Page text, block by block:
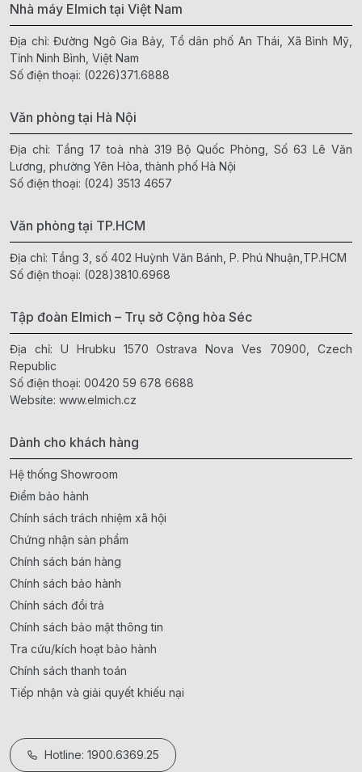
Nhà máy Elmich tại Việt Nam
Địa chỉ: Đường Ngô Gia Bảy, Tổ dân phố An Thái, Xã Bình Mỹ,
Tỉnh Ninh Bình, Việt Nam
Số điện thoại: (0226)371.6888
Văn phòng tại Hà Nội
Địa chỉ: Tầng 17 toà nhà 319 Bộ Quốc Phòng, Số 63 Lê Văn
Lương, phường Yên Hòa, thành phố Hà Nội
Số điện thoại: (024) 3513 4657
Văn phòng tại TP.HCM
Địa chỉ: Tầng 3, số 402 Huỳnh Văn Bánh, P. Phú Nhuận,TP.HCM
Số điện thoại: (028)3810.6968
Tập đoàn Elmich – Trụ sở Cộng hòa Séc
Địa chỉ: U Hrubku 1570 Ostrava Nova Ves 70900, Czech
Republic
Số điện thoại: 00420 59 678 6688
Website: www.elmich.cz
Dành cho khách hàng
Hệ thống Showroom
Điểm bảo hành
Chính sách trách nhiệm xã hội
Chứng nhận sản phẩm
Chính sách bán hàng
Chính sách bảo hành
Chính sách đổi trả
Chính sách bảo mật thông tin
Tra cứu/kích hoạt bảo hành
Chính sách thanh toán
Tiếp nhận và giải quyết khiếu nại
Hotline: 1900.6369.25